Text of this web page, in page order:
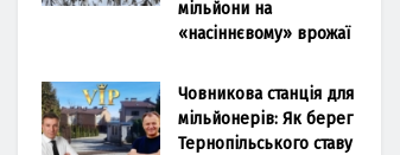
мільйони на
«насіннєвому» врожаї
Човникова станція для
мільйонерів: Як берег
Тернопільського ставу